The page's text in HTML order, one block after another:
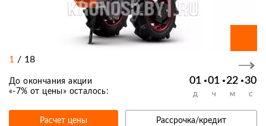
1 / 18
До окончания акции
«-7% от цены» осталось:
01 01 22 30
Д Ч М С
Расчет цены Рассрочка/кредит